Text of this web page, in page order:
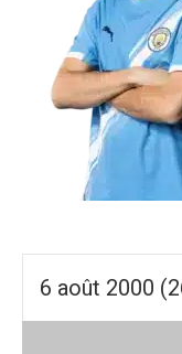
6 août 2000